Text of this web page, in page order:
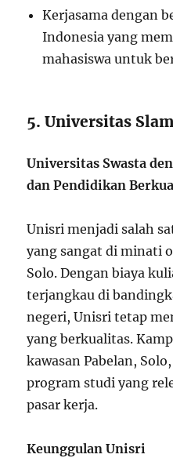
Kerjasama dengan
Indonesia yang
mahasiswa untuk
5. Universitas
Universitas Swasta
dan Pendidikan
Unisri menjadi salah
yang sangat di minati
Solo. Dengan biaya
terjangkau di
negeri, Unisri tetap
yang berkualitas.
kawasan Pabelan,
program studi yang
pasar kerja.
Keunggulan Unisri